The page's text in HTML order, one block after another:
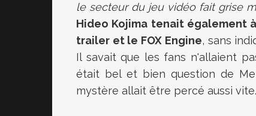
le secteur du jeu vidéo fait grise
Hideo Kojima tenait également
trailer et le FOX Engine, sans
Il savait que les fans n'allaient
était bel et bien question de
mystère allait être percé aussi vite.